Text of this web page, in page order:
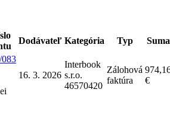
Dodávateľ Kategória Typ Suma
i
16. 3. 2026
Interbook
s.r.o.
46570420
Zálohová
faktúra
€